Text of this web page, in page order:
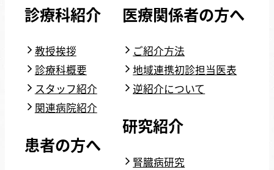
診療科紹介
教授挨拶
診療科概要
スタッフ紹介
関連病院紹介
患者の方へ
医療関係者の方へ
ご紹介方法
地域連携初診担当医表
逆紹介について
研究紹介
腎臓病研究